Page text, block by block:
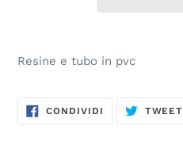
del
carrello
Resine e tubo in pvc
CONDIVIDI CONDIVIDITWEET